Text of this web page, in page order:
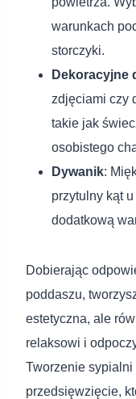
warunkach
storczyki.
Dekoracyjne
zdjęciami czy
takie jak
osobistego
Dywanik:
przytulny kąt
dodatkową
Dobierając
poddaszu,
estetyczna, ale
relaksowi i
Tworzenie
przedsięwzięcie,